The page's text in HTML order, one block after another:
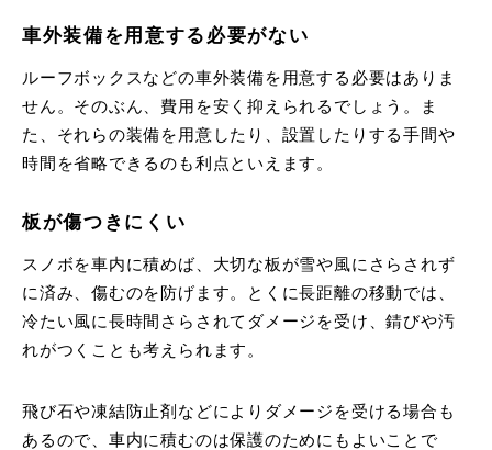
車外装備を用意する必要がない
ルーフボックスなどの車外装備を用意する必要はありま
せん。そのぶん、費用を安く抑えられるでしょう。ま
た、それらの装備を用意したり、設置したりする手間や
時間を省略できるのも利点といえます。
板が傷つきにくい
スノボを車内に積めば、大切な板が雪や風にさらされず
に済み、傷むのを防げます。とくに長距離の移動では、
冷たい風に長時間さらされてダメージを受け、錆びや汚
れがつくことも考えられます。
飛び石や凍結防止剤などによりダメージを受ける場合も
あるので、車内に積むのは保護のためにもよいことで